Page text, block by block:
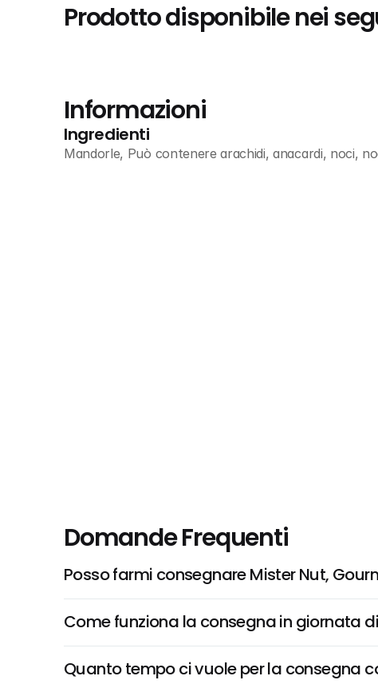
Prodotto disponibile nei
Informazioni
Ingredienti
Mandorle, Può contenere arachidi, anacardi, noci,
Domande Frequenti
Posso farmi consegnare Mister Nut,
Come funziona la consegna in giornata di
Quanto tempo ci vuole per la consegna